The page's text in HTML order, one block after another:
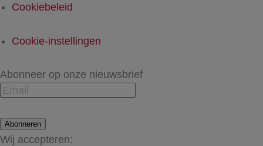
Cookiebeleid
Cookie-instellingen
Abonneer op onze nieuwsbrief
Abonneren
Wij accepteren: